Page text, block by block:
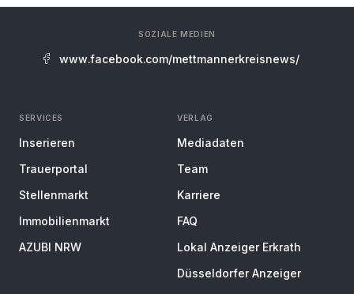
SOZIALE MEDIEN
www.facebook.com/mettmannerkreisnews/
SERVICES
Inserieren
Trauerportal
Stellenmarkt
Immobilienmarkt
AZUBI NRW
VERLAG
Mediadaten
Team
Karriere
FAQ
Lokal Anzeiger Erkrath
Düsseldorfer Anzeiger